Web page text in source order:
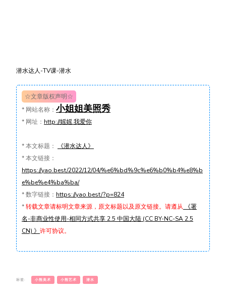
潜水达人-TV课-潜水
☆文章版权声明☆
* 网站名称： 小姐姐美照秀
* 网址： http://媱媱.我爱你
*本文标题：
《潜水达人》
*本文链接：
https://yao.best/2022/12/04/%e6%bd%9c%e6%b0%b4%e8%b
e%be%e4%ba%ba/
*数字链接： https://yao.best/?p=824
*转载文章请标明文章来源，原文标题以及原文链接。请遵从 《署
名-非商业性使用-相同方式共享 2.5 中国大陆 (CC BY-NC-SA 2.5
CN) 》 许可协议。
标签: 小熊美术 小熊艺术 潜水